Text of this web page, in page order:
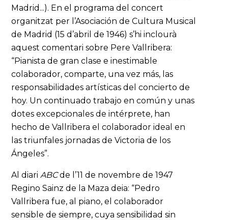
Madrid...). En el programa del concert
organitzat per l’Asociación de Cultura Musical
de Madrid (15 d’abril de 1946) s’hi inclourà
aquest comentari sobre Pere Vallribera:
“Pianista de gran clase e inestimable
colaborador, comparte, una vez más, las
responsabilidades artísticas del concierto de
hoy. Un continuado trabajo en común y unas
dotes excepcionales de intérprete, han
hecho de Vallribera el colaborador ideal en
las triunfales jornadas de Victoria de los
Ángeles”.
Al diariABCde l’11 de novembre de 1947
Regino Sainz de la Maza deia: “Pedro
Vallribera fue, al piano, el colaborador
sensible de siempre, cuya sensibilidad sin